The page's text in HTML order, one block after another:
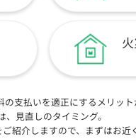
支払いを適正にするメリット
見直しのタイミング。
紹介しますので、まずはお近